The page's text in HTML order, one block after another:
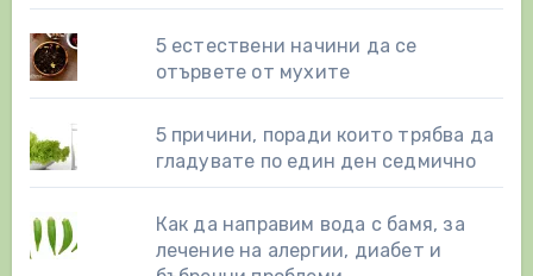
5 естествени начини да се
отървете от мухите
5 причини, поради които трябва да
гладувате по един ден седмично
Как да направим вода с бамя, за
лечение на алергии, диабет и